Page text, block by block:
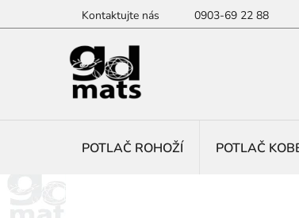
na
Kontaktujte nás 0903-69 22 88
POTLAČ ROHOŽÍ POTLAČ